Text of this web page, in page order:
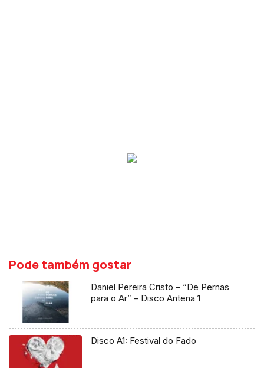
Pode também gostar
Daniel Pereira Cristo – “De Pernas
para o Ar” – Disco Antena 1
Disco A1: Festival do Fado